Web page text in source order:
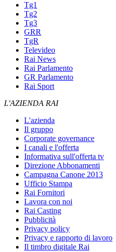
Tg1
Tg2
Tg3
GRR
TgR
Televideo
Rai News
Rai Parlamento
GR Parlamento
Rai Sport
L'AZIENDA RAI
L'azienda
Il gruppo
Corporate governance
I canali e l'offerta
Informativa sull'offerta tv
Direzione Abbonamenti
Campagna Canone 2013
Ufficio Stampa
Rai Fornitori
Lavora con noi
Rai Casting
Pubblicità
Privacy policy
Privacy e rapporto di lavoro
Il timbro digitale Rai